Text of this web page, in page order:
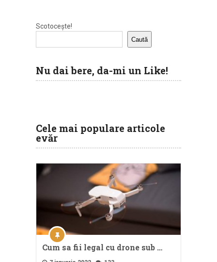
Scotocește!
Caută
Nu dai bere, da-mi un Like!
Cele mai populare articole
evăr
Cum sa fii legal cu drone sub …